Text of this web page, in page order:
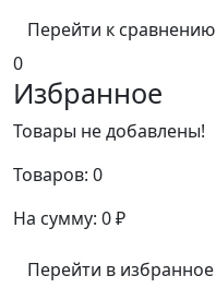
Перейти к сравнению
0
Избранное
Товары не добавлены!
Товаров: 0
На сумму: 0₽
Перейти в избранное